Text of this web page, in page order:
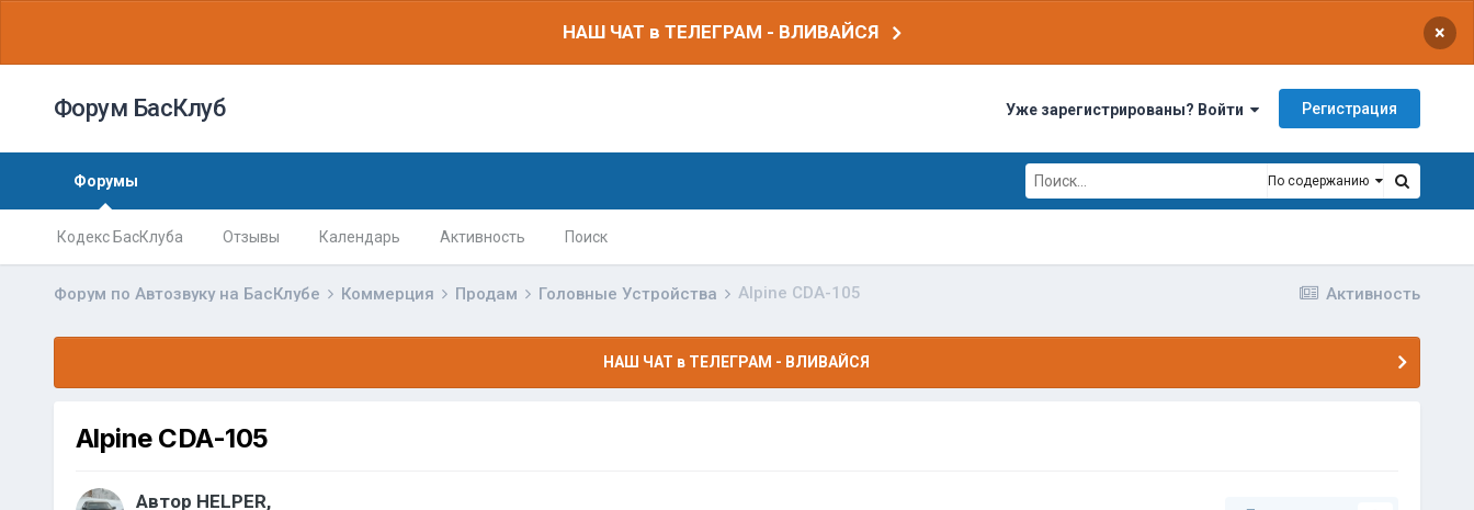
НАШ ЧАТ в ТЕЛЕГРАМ - ВЛИВАЙСЯ ×
Форум БасКлуб Уже зарегистрированы? Войти Регистрация
Форумы
Кодекс БасКлуба Отзывы Календарь Активность Поиск
По содержанию
Активность
Форум по Автозвуку на БасКлубе Коммерция Продам Головные Устройства Alpine CDA-105
НАШ ЧАТ в ТЕЛЕГРАМ - ВЛИВАЙСЯ
Alpine CDA-105
Автор HELPER,